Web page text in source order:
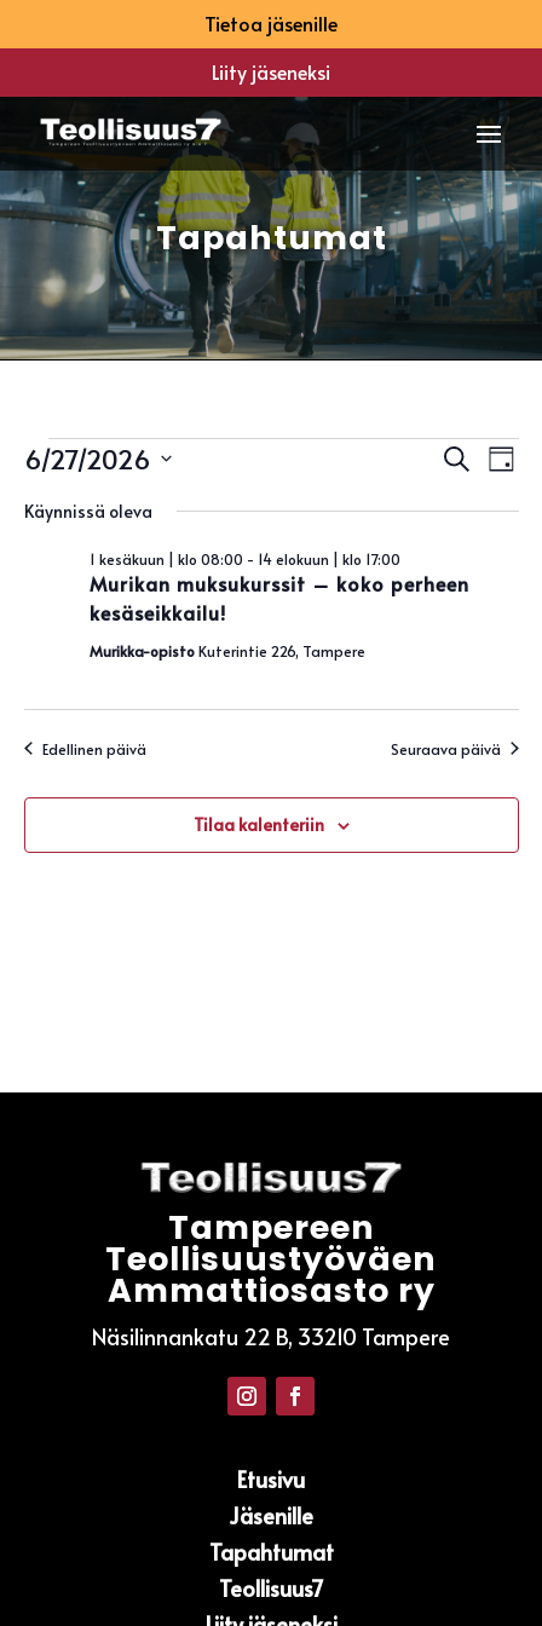
Tietoa jäsenille
Liity jäseneksi
Tapahtumat
Tapahtumat
for
27
kesäkuun,
2026
Etsi
aja
Etsi Päivä
6/27/2026
päivä.
Käynnissä oleva
Murikan muksukurssit – koko perheen
kesäseikkailu!
1 kesäkuun | klo 08:00 - 14 elokuun | klo 17:00
Murikka-opistoKuterintie 226, Tampere
Edellinen päivä Seuraava päivä
Tilaa kalenteriin
Tampereen
Teollisuustyöväen
Ammattiosasto ry
Näsilinnankatu 22 B, 33210 Tampere
Etusivu
Jäsenille
Tapahtumat
Teollisuus7